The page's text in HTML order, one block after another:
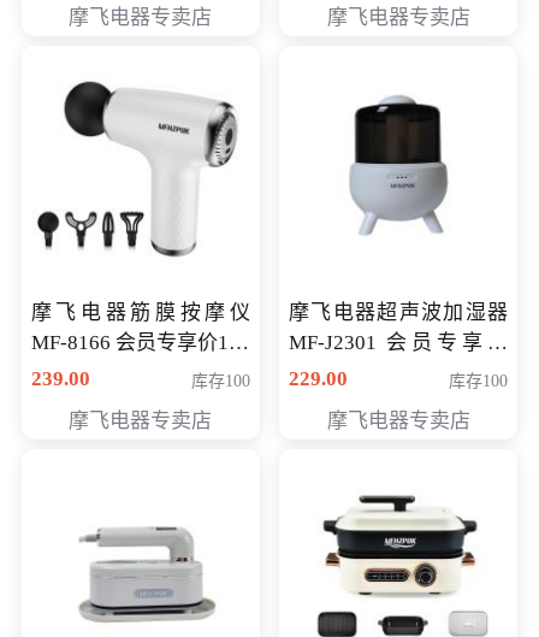
摩飞电器专卖店 摩飞电器专卖店
摩飞电器筋膜按摩仪
MF-8166 会员专享价168
元
239.00 库存100
摩飞电器专卖店
摩飞电器超声波加湿器
MF-J2301 会员专享价
168元
229.00 库存100
摩飞电器专卖店